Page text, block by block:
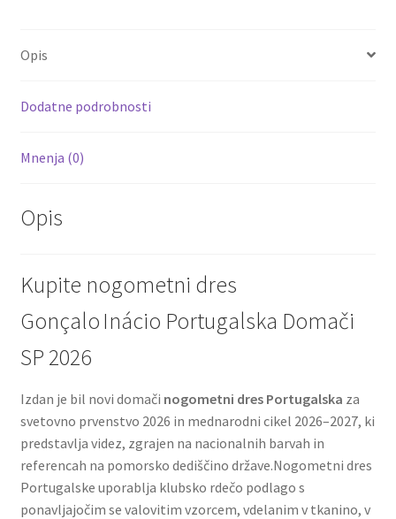
k
Opis
Dodatne podrobnosti
Mnenja (0)
Opis
Kupite nogometni dres
Gonçalo Inácio Portugalska Domači
SP 2026
Izdan je bil novi domači nogometni dres Portugalska za
svetovno prvenstvo 2026 in mednarodni cikel 2026–2027, ki
predstavlja videz, zgrajen na nacionalnih barvah in
referencah na pomorsko dediščino države.Nogometni dres
Portugalske uporablja klubsko rdečo podlago s
ponavljajočim se valovitim vzorcem, vdelanim v tkanino, v